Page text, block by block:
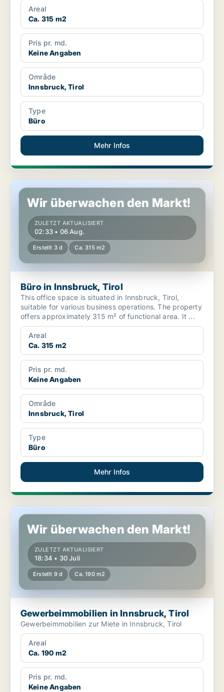
Areal
Ca. 315 m2
Pris pr. md.
Keine Angaben
Område
Innsbruck, Tirol
Type
Büro
Mehr Infos
Büro in Innsbruck, Tirol
Wir überwachen den Markt!
ZULETZT AKTUALISIERT
02:33 • 06 Aug.
Erstellt 3 d Ca. 315 m2
Büro in Innsbruck, Tirol
This office space is situated in Innsbruck, Tirol,
suitable for various business operations. The property
offers approximately 315 m² of functional area. It ...
Areal
Ca. 315 m2
Pris pr. md.
Keine Angaben
Område
Innsbruck, Tirol
Type
Büro
Mehr Infos
Gewerbeimmobilien in Innsbruck, Tirol
Wir überwachen den Markt!
ZULETZT AKTUALISIERT
18:34 • 30 Juli
Erstellt 9 d Ca. 190 m2
Gewerbeimmobilien in Innsbruck, Tirol
Gewerbeimmobilien zur Miete in Innsbruck, Tirol
Areal
Ca. 190 m2
Pris pr. md.
Keine Angaben